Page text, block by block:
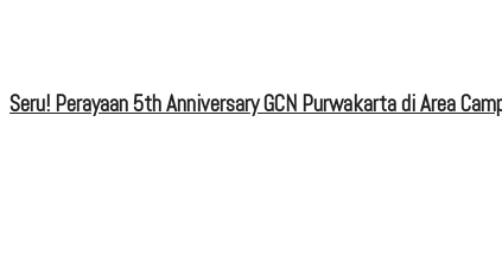
Seru! Perayaan 5th Anniversary GCN Purwakarta di Area